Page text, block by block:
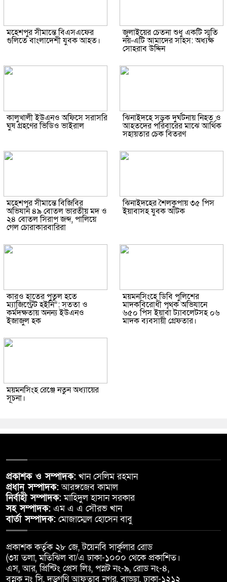
মহেশপুর সীমান্তে বিএসএফের
গুলিতে বাংলাদেশী যুবক আহত।
জুলাইয়ের চেতনা শুধু একটি স্মৃতি
নয়-এটি আমাদের সাহস: অধ্যক্ষ
সোহরাব উদ্দিন
কালুখালী ইউএনও অফিসে সরাসরি
ঘুষ গ্রহণের ভিডিও ভাইরাল
ঝিনাইদহে সড়ক দুর্ঘটনায় নিহত ও
আহতদের পরিবারের মাঝে আর্থিক
সহায়তার চেক বিতরণ
মহেশপুর সীমান্তে বিজিবির
অভিযান ৪৯ বোতল ভারতীয় মদ ও
২৪ বোতল সিরাপ জব্দ, পালিয়ে
গেল চোরাকারবারিরা
ঝিনাইদহের শৈলকুপায় ৩৫ পিস
ইয়াবাসহ যুবক আটক
কারও হাতের পুতুল হতে
ম্যাজিস্ট্রেট হইনি”: সততা ও
কর্মদক্ষতায় অনন্য ইউএনও
ইজাজুল হক
ময়মনসিংহে ডিবি পুলিশের
মাদকবিরোধী পৃথক অভিযানে
৬৫০ পিস ইয়াবা ট্যাবলেটসহ ০৬
মাদক ব্যবসায়ী গ্রেফতার।
ময়মনসিংহ রেঞ্জে নতুন অধ্যায়ের
সূচনা।
প্রকাশক ও সম্পাদক: খান সেলিম রহমান
প্রধান সম্পাদক:আরঙ্গজেব কামাল
নির্বাহী সম্পাদক:মাহিদুল হাসান সরকার
সহ সম্পাদক: এম এ এ সৌরভ খান
বার্তা সম্পাদক: মোজাম্মেল হোসেন বাবু
প্রকাশক কর্তৃক ২৮ জে, টয়েনবি সার্কুলার রোড
(৩য় তলা, মতিঝিল বা/এ ঢাকা-১০০০ থেকে প্রকাশিত।
এস, আর, প্রিন্টিং প্রেস লিঃ, পস্নট নং-৯, রোড নং-৪,
বস্নক নং সি, দড়্গণি আফতাব নগর, বাড্ডা, ঢাকা-১২১২